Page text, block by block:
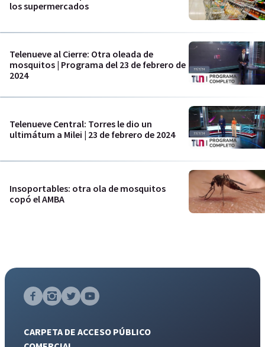
los supermercados
Telenueve al Cierre: Otra oleada de
mosquitos | Programa del 23 de febrero de
2024
Telenueve Central: Torres le dio un
ultimátum a Milei | 23 de febrero de 2024
Insoportables: otra ola de mosquitos
copó el AMBA
CARPETA DE ACCESO PÚBLICO